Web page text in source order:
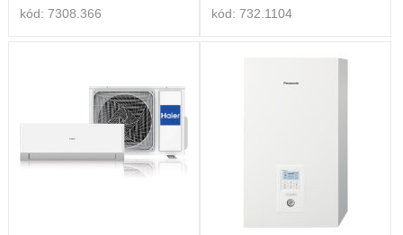
kód: 7308.366
kód: 732.1104